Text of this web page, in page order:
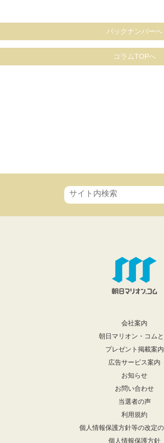
バックナンバーへ
コラムTOPへ
会社案内
朝日マリオン・コム
プレゼント掲載案内
広告サービス案内
お知らせ
お問い合わせ
当選者の声
利用規約
個人情報保護方針等の改定
個人情報保護方針